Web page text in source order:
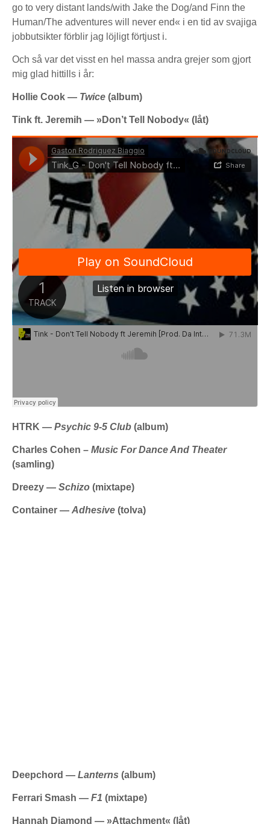
go to very distant lands/with Jake the Dog/and Finn the
Human/The adventures will never end« i en tid av svajiga
jobbutsikter förblir jag löjligt förtjust i.
Och så var det visst en hel massa andra grejer som gjort
mig glad hittills i år:
Hollie Cook — Twice (album)
Tink ft. Jeremih — »Don’t Tell Nobody« (låt)
HTRK — Psychic 9-5 Club (album)
Charles Cohen – Music For Dance And Theater
(samling)
Dreezy — Schizo (mixtape)
Container — Adhesive (tolva)
Deepchord — Lanterns (album)
Ferrari Smash — F1 (mixtape)
Hannah Diamond — »Attachment« (låt)